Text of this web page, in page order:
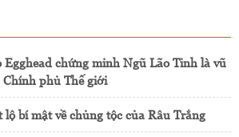
Egghead chứng minh Ngũ Lão Tinh là vũ
phủ Thế giới
lộ bí mật về chủng tộc của Râu Trắng